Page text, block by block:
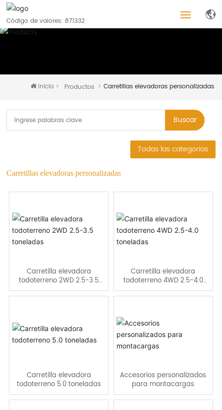
Código de valores: 871332
Productos
Blog
Empleos
Contacto
Inicio Productos Carretillas elevadoras personalizadas
Buscar
Todas las categorias
Carretillas elevadoras personalizadas
Carretilla elevadora
todoterreno 2WD 2.5-3.5
toneladas
Carretilla elevadora
todoterreno 4WD 2.5-4.0
toneladas
Carretilla elevadora
todoterreno 5.0 toneladas
Accesorios personalizados
para montacargas